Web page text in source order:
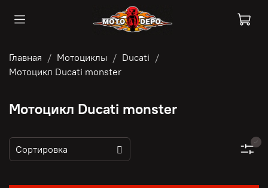
Главная Мотоциклы
Ducati
Мотоцикл Ducati monster
Мотоцикл Ducati monster